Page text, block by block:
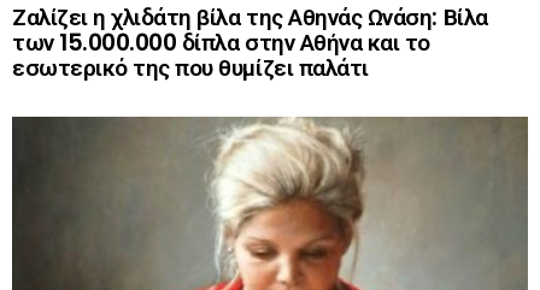
Ζαλίζει η χλιδάτη βίλα της Αθηνάς Ωνάση: Βίλα
των 15.000.000 δίπλα στην Αθήνα και το
εσωτερικό της που θυμίζει παλάτι